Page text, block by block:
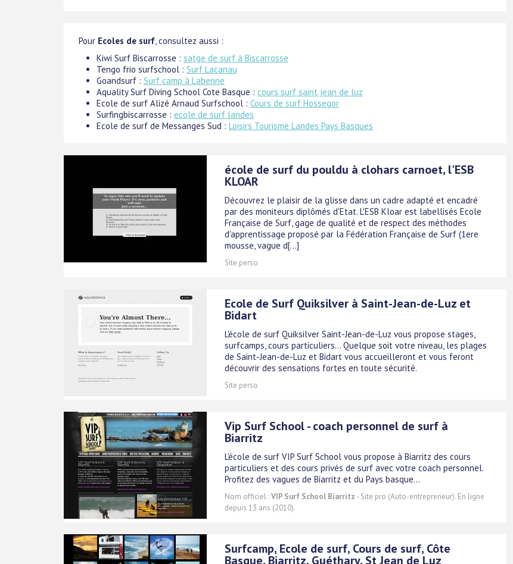
Pour Ecoles de surf, consultez aussi :
Kiwi Surf Biscarrosse : satge de surf à Biscarrosse
Tengo frio surfschool : Surf Lacanau
Goandsurf : Surf camp à Labenne
Aquality Surf Diving School Cote Basque : cours surf saint jean de luz
Ecole de surf Alizé Arnaud Surfschool : Cours de surf Hossegor
Surfingbiscarrosse : ecole de surf landes
Ecole de surf de Messanges Sud : Loisirs Tourisme Landes Pays Basques
école de surf du pouldu à clohars carnoet, l'ESB
KLOAR
Découvrez le plaisir de la glisse dans un cadre adapté et encadré
par des moniteurs diplômés d'Etat. L'ESB Kloar est labellisés Ecole
Française de Surf, gage de qualité et de respect des méthodes
d'apprentissage proposé par la Fédération Française de Surf (1ere
mousse, vague d[...]
Site perso
Ecole de Surf Quiksilver à Saint-Jean-de-Luz et
Bidart
L'école de surf Quiksilver Saint-Jean-de-Luz vous propose stages,
surfcamps, cours particuliers... Quelque soit votre niveau, les plages
de Saint-Jean-de-Luz et Bidart vous accueilleront et vous feront
découvrir des sensations fortes en toute sécurité.
Site perso
Vip Surf School - coach personnel de surf à
Biarritz
L'école de surf VIP Surf School vous propose à Biarritz des cours
particuliers et des cours privés de surf avec votre coach personnel.
Profitez des vagues de Biarritz et du Pays basque...
Nom officiel :VIP Surf School Biarritz - Site pro (Auto-entrepreneur). En ligne
depuis 13 ans (2010).
Surfcamp, Ecole de surf, Cours de surf, Côte
Basque, Biarritz, Guéthary, St Jean de Luz